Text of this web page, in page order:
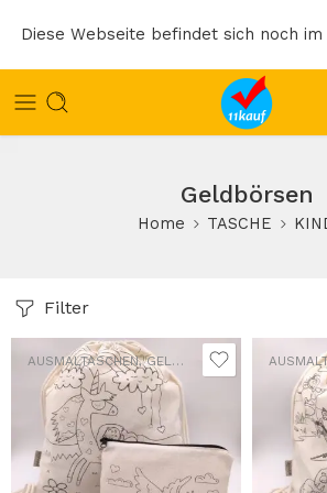
Diese Webseite befindet sich noch im
Geldbörsen
Home TASCHE
Filter
AUSMALTASCHEN,GELDBÖRSEN